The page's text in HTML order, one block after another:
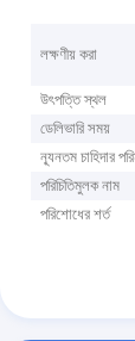
লক্ষণীয় করা
উৎপত্তি স্থল
ডেলিভারি সময়
ন্যূনতম চাহিদার
পরিচিতিমুলক নাম
পরিশোধের শর্ত